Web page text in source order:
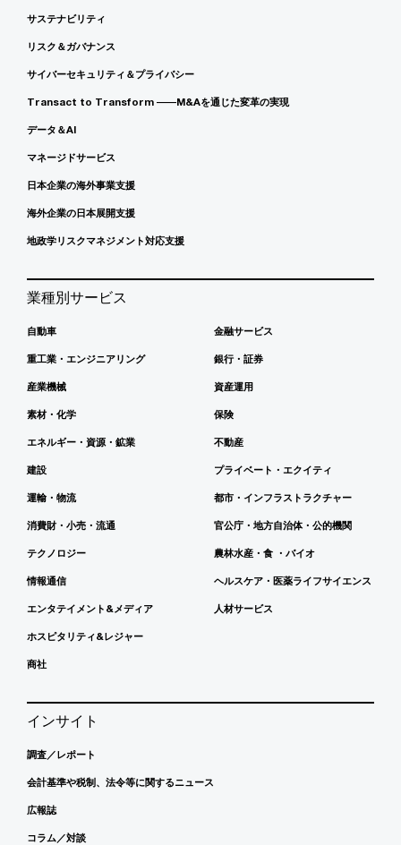
サステナビリティ
リスク＆ガバナンス
サイバーセキュリティ＆プライバシー
Transact to Transform ――M&Aを通じた変革の実現
データ＆AI
マネージドサービス
日本企業の海外事業支援
海外企業の日本展開支援
地政学リスクマネジメント対応支援
業種別サービス
自動車
重工業・エンジニアリング
産業機械
素材・化学
エネルギー・資源・鉱業
建設
運輸・物流
消費財・小売・流通
テクノロジー
情報通信
エンタテイメント&メディア
ホスピタリティ&レジャー
商社
金融サービス
銀行・証券
資産運用
保険
不動産
プライベート・エクイティ
都市・インフラストラクチャー
官公庁・地方自治体・公的機関
農林水産・食 ・バイオ
ヘルスケア・医薬ライフサイエンス
人材サービス
インサイト
調査／レポート
会計基準や税制、法令等に関するニュース
広報誌
コラム／対談